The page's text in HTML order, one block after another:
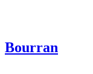
Bourran